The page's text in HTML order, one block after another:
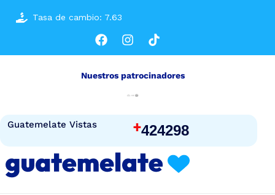
Tasa de cambio: 7.63
Guatemelate Vistas +424298
Nuestros patrocinadores